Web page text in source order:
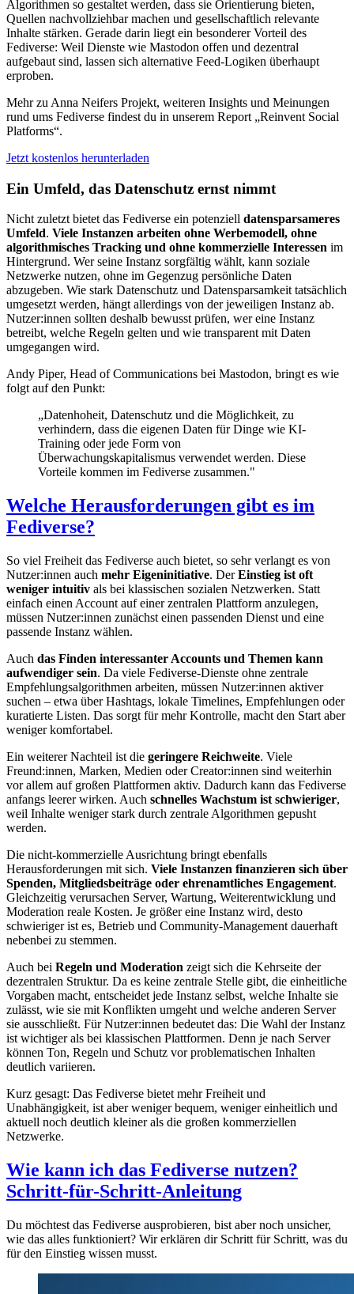
Algorithmen so gestaltet werden, dass sie Orientierung bieten,
Quellen nachvollziehbar machen und gesellschaftlich relevante
Inhalte stärken. Gerade darin liegt ein besonderer Vorteil des
Fediverse: Weil Dienste wie Mastodon offen und dezentral
aufgebaut sind, lassen sich alternative Feed-Logiken überhaupt
erproben.
Mehr zu Anna Neifers Projekt, weiteren Insights und Meinungen
rund ums Fediverse findest du in unserem Report „Reinvent Social
Platforms“.
Jetzt kostenlos herunterladen
Ein Umfeld, das Datenschutz ernst nimmt
Nicht zuletzt bietet das Fediverse ein potenziell datensparsameres
Umfeld. Viele Instanzen arbeiten ohne Werbemodell, ohne
algorithmisches Tracking und ohne kommerzielle Interessen im
Hintergrund. Wer seine Instanz sorgfältig wählt, kann soziale
Netzwerke nutzen, ohne im Gegenzug persönliche Daten
abzugeben. Wie stark Datenschutz und Datensparsamkeit tatsächlich
umgesetzt werden, hängt allerdings von der jeweiligen Instanz ab.
Nutzer:innen sollten deshalb bewusst prüfen, wer eine Instanz
betreibt, welche Regeln gelten und wie transparent mit Daten
umgegangen wird.
Andy Piper, Head of Communications bei Mastodon, bringt es wie
folgt auf den Punkt:
„Datenhoheit, Datenschutz und die Möglichkeit, zu
verhindern, dass die eigenen Daten für Dinge wie KI-
Training oder jede Form von
Überwachungskapitalismus verwendet werden. Diese
Vorteile kommen im Fediverse zusammen."
Welche Herausforderungen gibt es im
Fediverse?
So viel Freiheit das Fediverse auch bietet, so sehr verlangt es von
Nutzer:innen auch mehr Eigeninitiative. DerEinstieg ist oft
weniger intuitiv als bei klassischen sozialen Netzwerken. Statt
einfach einen Account auf einer zentralen Plattform anzulegen,
müssen Nutzer:innen zunächst einen passenden Dienst und eine
passende Instanz wählen.
Auch das Finden interessanter Accounts und Themen kann
aufwendiger sein. Da viele Fediverse-Dienste ohne zentrale
Empfehlungsalgorithmen arbeiten, müssen Nutzer:innen aktiver
suchen – etwa über Hashtags, lokale Timelines, Empfehlungen oder
kuratierte Listen. Das sorgt für mehr Kontrolle, macht den Start aber
weniger komfortabel.
Ein weiterer Nachteil ist die geringere Reichweite. Viele
Freund:innen, Marken, Medien oder Creator:innen sind weiterhin
vor allem auf großen Plattformen aktiv. Dadurch kann das Fediverse
anfangs leerer wirken. Auch schnelles Wachstum ist schwieriger,
weil Inhalte weniger stark durch zentrale Algorithmen gepusht
werden.
Die nicht-kommerzielle Ausrichtung bringt ebenfalls
Herausforderungen mit sich. Viele Instanzen finanzieren sich über
Spenden, Mitgliedsbeiträge oder ehrenamtliches Engagement.
Gleichzeitig verursachen Server, Wartung, Weiterentwicklung und
Moderation reale Kosten. Je größer eine Instanz wird, desto
schwieriger ist es, Betrieb und Community-Management dauerhaft
nebenbei zu stemmen.
Auch bei Regeln und Moderation zeigt sich die Kehrseite der
dezentralen Struktur. Da es keine zentrale Stelle gibt, die einheitliche
Vorgaben macht, entscheidet jede Instanz selbst, welche Inhalte sie
zulässt, wie sie mit Konflikten umgeht und welche anderen Server
sie ausschließt. Für Nutzer:innen bedeutet das: Die Wahl der Instanz
ist wichtiger als bei klassischen Plattformen. Denn je nach Server
können Ton, Regeln und Schutz vor problematischen Inhalten
deutlich variieren.
Kurz gesagt: Das Fediverse bietet mehr Freiheit und
Unabhängigkeit, ist aber weniger bequem, weniger einheitlich und
aktuell noch deutlich kleiner als die großen kommerziellen
Netzwerke.
Wie kann ich das Fediverse nutzen?
Schritt-für-Schritt-Anleitung
Du möchtest das Fediverse ausprobieren, bist aber noch unsicher,
wie das alles funktioniert? Wir erklären dir Schritt für Schritt, was du
für den Einstieg wissen musst.